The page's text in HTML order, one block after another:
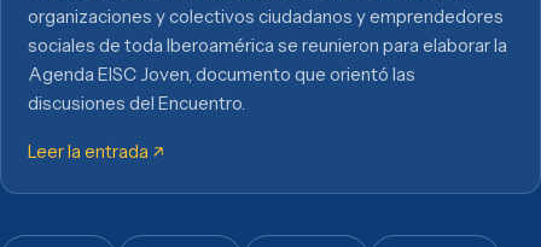
organizaciones y colectivos ciudadanos y emprendedores
sociales de toda Iberoamérica se reunieron para elaborar la
Agenda EISC Joven, documento que orientó las
discusiones del Encuentro.
Leer la entrada